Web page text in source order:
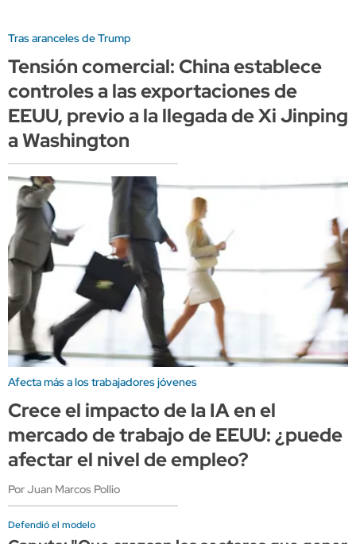
Tras aranceles de Trump
Tensión comercial: China establece
controles a las exportaciones de
EEUU, previo a la llegada de Xi Jinping
a Washington
Afecta más a los trabajadores jóvenes
Crece el impacto de la IA en el
mercado de trabajo de EEUU: ¿puede
afectar el nivel de empleo?
Por Juan Marcos Pollio
Defendió el modelo